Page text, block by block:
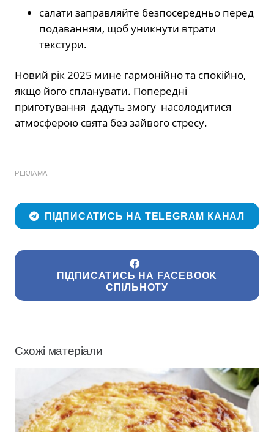
салати заправляйте безпосередньо перед
подаванням, щоб уникнути втрати
текстури.
Новий рік 2025 мине гармонійно та спокійно,
якщо його спланувати. Попередні
приготування дадуть змогу насолодитися
атмосферою свята без зайвого стресу.
РЕКЛАМА
ПІДПИСАТИСЬ НА TELEGRAM КАНАЛ
ПІДПИСАТИСЬ НА FACEBOOK
СПІЛЬНОТУ
Схожі матеріали